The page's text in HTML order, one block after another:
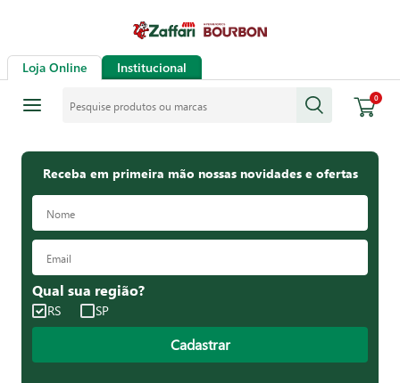
Loja Online Institucional
0
Receba em primeira mão nossas novidades e ofertas
Qual sua região?
RS SP
Cadastrar